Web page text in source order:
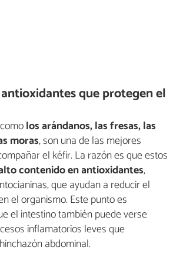
que protegen el
los arándanos, las fresas, las
moras, son una de las mejores
el kéfir. La razón es que estos
contenido enantioxidantes,
que ayudan a reducir el
el organismo. Este punto es
el intestino también puede verse
inflamatorios leves que
abdominal.